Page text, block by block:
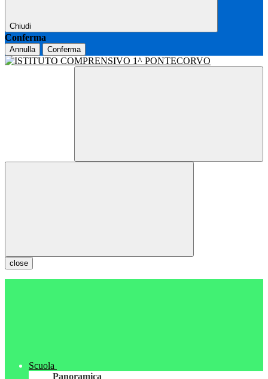
Chiudi
Conferma
Annulla Conferma
close
Scuola
Panoramica